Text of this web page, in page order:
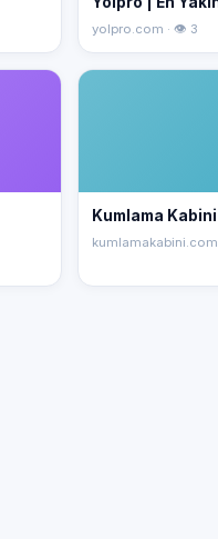
yolpro.com · 👁 3
Kumlama Kabini